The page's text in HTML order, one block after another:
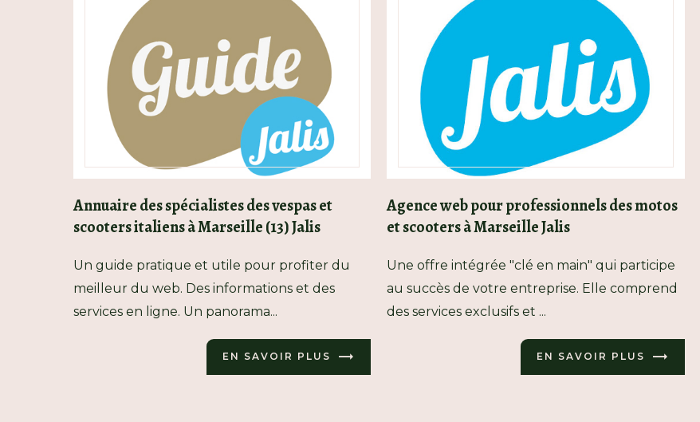
Annuaire des spécialistes des vespas et
scooters italiens à Marseille (13) Jalis
Un guide pratique et utile pour profiter du
meilleur du web. Des informations et des
services en ligne. Un panorama...
EN SAVOIR PLUS
Agence web pour professionnels des motos
et scooters à Marseille Jalis
Une offre intégrée "clé en main" qui participe
au succès de votre entreprise. Elle comprend
des services exclusifs et ...
EN SAVOIR PLUS